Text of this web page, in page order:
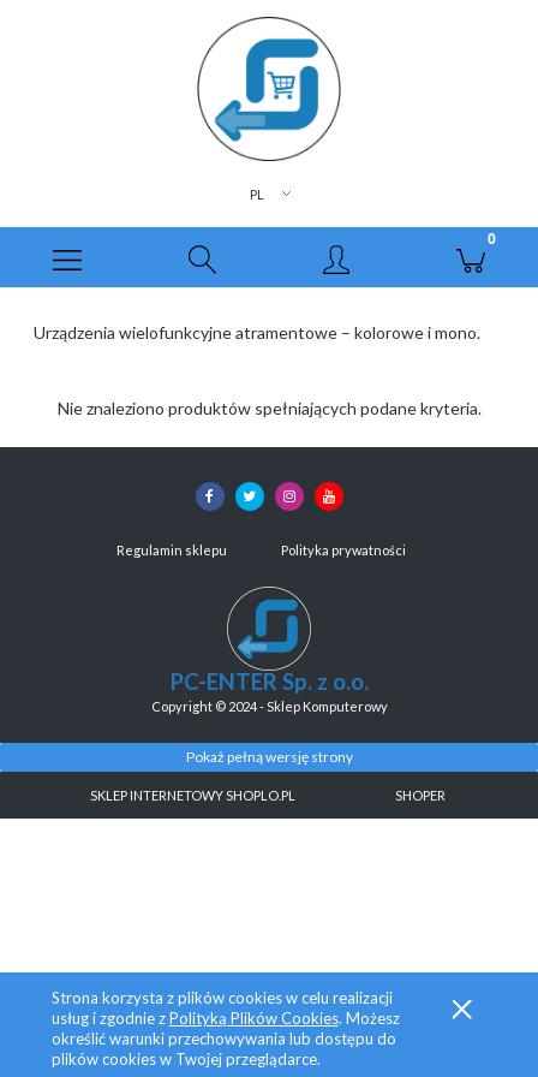
Strona korzysta z plików cookies w celu realizacji
usług i zgodnie zPolityką Plików Cookies. Możesz
określić warunki przechowywania lub dostępu do
plików cookies w Twojej przeglądarce.
Urządzenia wielofunkcyjne atramentowe – kolorowe i mono.
Nie znaleziono produktów spełniających podane kryteria.
Regulamin sklepu Polityka prywatności
PC-ENTER Sp. z o.o.
Copyright © 2024 - Sklep Komputerowy
Pokaż pełną wersję strony
SKLEP INTERNETOWY SHOPLO.PL SHOPER